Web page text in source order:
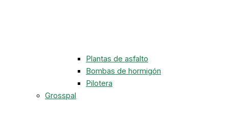
Plantas de asfalto
Bombas de hormigón
Pilotera
Grosspal